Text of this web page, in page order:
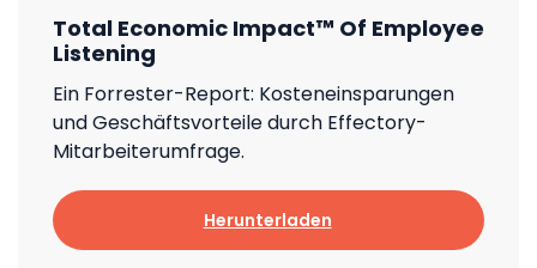
Total Economic Impact™ Of Employee
Listening
Ein Forrester-Report: Kosteneinsparungen
und Geschäftsvorteile durch Effectory-
Mitarbeiterumfrage.
Herunterladen